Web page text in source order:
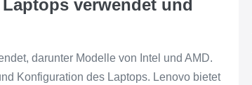
verwendet und
darunter Modelle von Intel und AMD.
Konfiguration des Laptops. Lenovo bietet